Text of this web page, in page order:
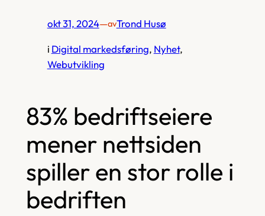
okt 31, 2024—avTrond Husø
i Digital markedsføring, Nyhet
Webutvikling
83% bedriftseiere
mener nettsiden
spiller en stor rolle i
bedriften